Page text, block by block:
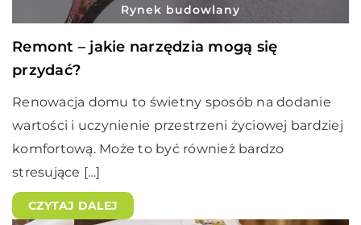
Rynek budowlany
Remont – jakie narzędzia mogą się
przydać?
Renowacja domu to świetny sposób na dodanie
wartości i uczynienie przestrzeni życiowej bardziej
komfortową. Może to być również bardzo
stresujące […]
CZYTAJ DALEJ